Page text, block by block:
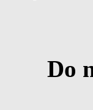
Do